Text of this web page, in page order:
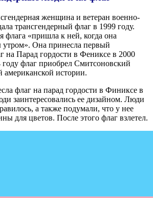
женщина и ветеран военно-
трансгендерный флаг в 1999 году.
флага «пришла к ней, когда она
утром». Она принесла первый
на Парад гордости в Фениксе в 2000
году флаг приобрел Смитсоновский
истории.
флаг на парад гордости в Финиксе в
заинтересовались ее дизайном. Люди
а также подумали, что у нее
для цветов. После этого флаг взлетел.